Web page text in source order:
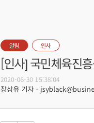
알림 인사
[인사] 국민체육진
2020-06-30 15:38:04
장상유 기자 -